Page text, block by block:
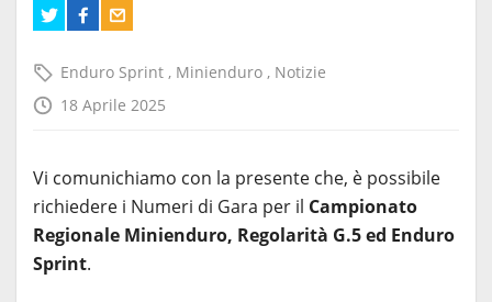
Enduro Sprint , Minienduro , Notizie
18 Aprile 2025
Vi comunichiamo con la presente che, è possibile
richiedere i Numeri di Gara per il Campionato
Regionale Minienduro, Regolarità G.5 ed Enduro
Sprint.